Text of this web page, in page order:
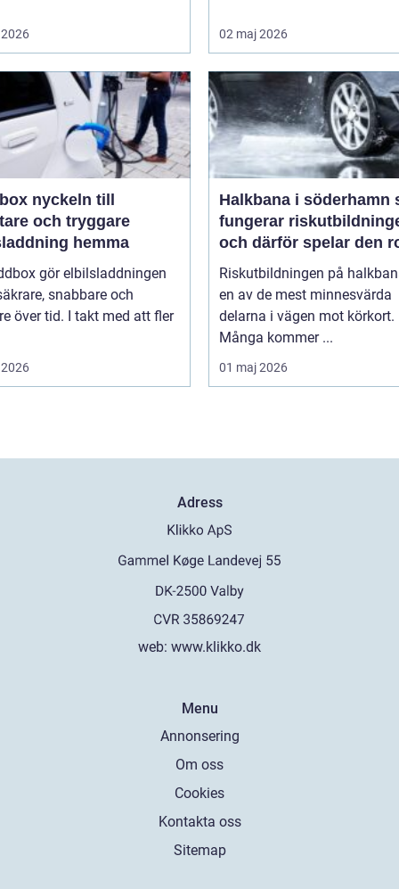
02 maj 2026
till
och tryggare
hemma
gör elbilsladdningen
snabbare och
över tid. I takt med att fler
Halkbana i söderhamn så
fungerar
och därför spelar den
Riskutbildningen på
en av de mest minnesvärda
delarna i vägen mot körkort.
Många kommer ...
01 maj 2026
Adress
web: www.klikko.dk
Menu
Annonsering
Om oss
Cookies
Kontakta oss
Sitemap